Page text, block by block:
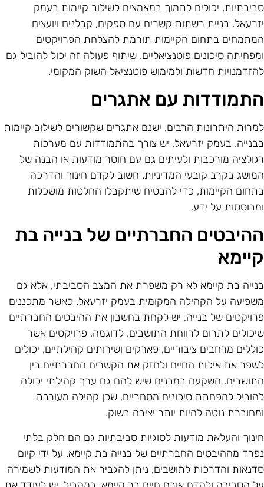
יכולים לתמוך במאמצים לשילוב קיימות בעמק
בניית רשתות קשרים עם ספקים, קבלנים ויועצים
בתחום הקיימות תורמת להצלחת הפרויקטים
סיכונים פוטנציאליים. שיתוף פעולה זה יכול להוביל גם
חדשות ולמימוש פוטנציאל השוק המקומי.
עם אתגרים
היתרונות הרבים, ישנם אתגרים שקשורים לשילוב קיימות
בעמק יזרעאל, יש צורך בהתמודדות עם מערכות
מורכבות ולעיתים גם עם חוסר מודעות או הבנה של
בקרב קובעי המדיניות. חשוב לקדם חינוך והדרכה
הקיימות, כדי להבטיח שיתקבלו החלטות מושכלות
על ידע.
החברתיים של בנייה בת
בת קיימא לא רק משפרת את המצב הסביבתי, אלא גם
על הקהילה המקומית בעמק יזרעאל. כאשר מתכננים
של בנייה, יש לקחת בחשבון את ההיבטים החברתיים
לתרום לרווחת התושבים. לדוגמה, פרויקטים אשר
מרחבים ציבוריים, פארקים ושירותים קהילתיים, יכולים
את איכות החיים ולחזק את הקשרים החברתיים בין
השקעה במבנים שיש להם גם ערך קהילתי יכולה
להפחתת סיכונים מסחריים, שכן קהילה מעורבת
נוטה להיות יותר יציבה בשוק.
והעלאת מודעות לסוגיות סביבתיות גם הם חלק בלתי
מההיבטים החברתיים של בנייה בת קיימא. על ידי קיום
והדרכות לתושבים, ניתן להגביר את המודעות לשמירה